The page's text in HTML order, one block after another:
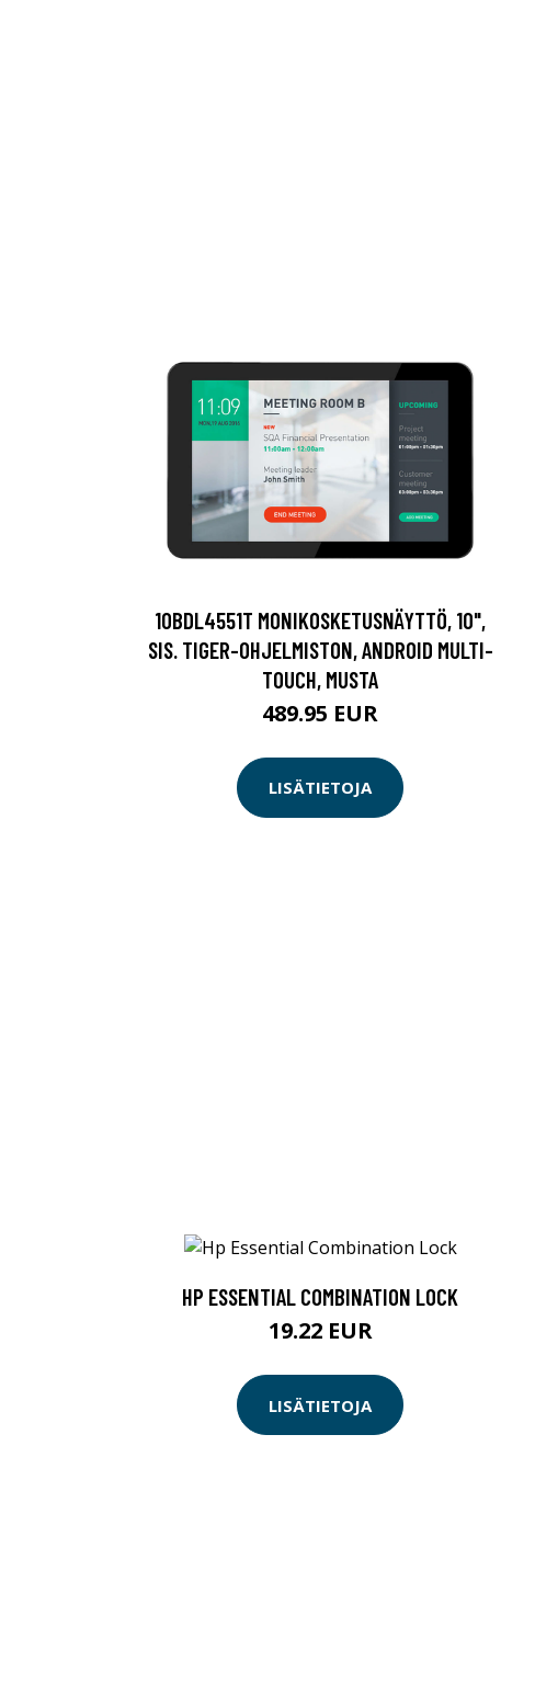
10BDL4551T MONIKOSKETUSNÄYTTÖ, 10",
SIS. TIGER-OHJELMISTON, ANDROID MULTI-
TOUCH, MUSTA
489.95 EUR
LISÄTIETOJA
HP ESSENTIAL COMBINATION LOCK
19.22 EUR
LISÄTIETOJA